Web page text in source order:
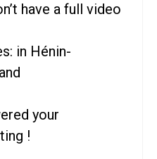
have a full video
in Hénin-
your
!